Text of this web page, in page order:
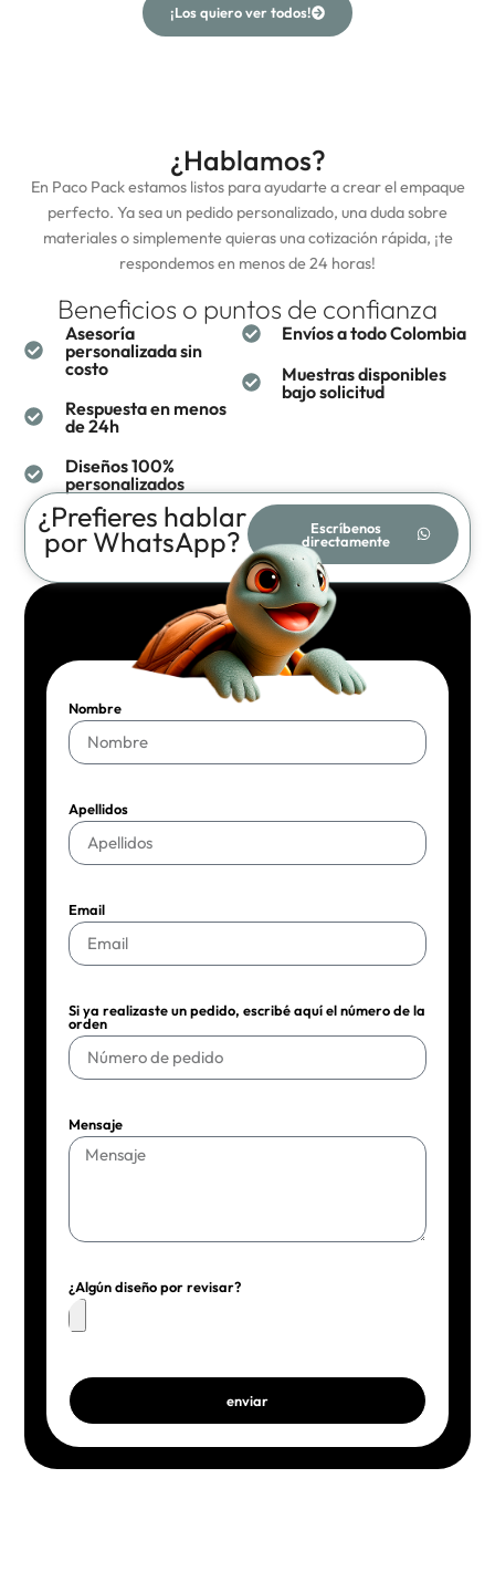
¡Los quiero ver todos!
Nombre
Apellidos
Email
Si ya realizaste un pedido, escribé aquí el número de la
orden
Mensaje
¿Algún diseño por revisar?
enviar
¿Hablamos?
En Paco Pack estamos listos para ayudarte a crear el empaque
perfecto. Ya sea un pedido personalizado, una duda sobre
materiales o simplemente quieras una cotización rápida, ¡te
respondemos en menos de 24 horas!
Beneficios o puntos de confianza
Asesoría
personalizada sin
costo
Respuesta en menos
de 24h
Diseños 100%
personalizados
Envíos a todo Colombia
Muestras disponibles
bajo solicitud
¿Prefieres hablar
por WhatsApp? Escríbenos
directamente